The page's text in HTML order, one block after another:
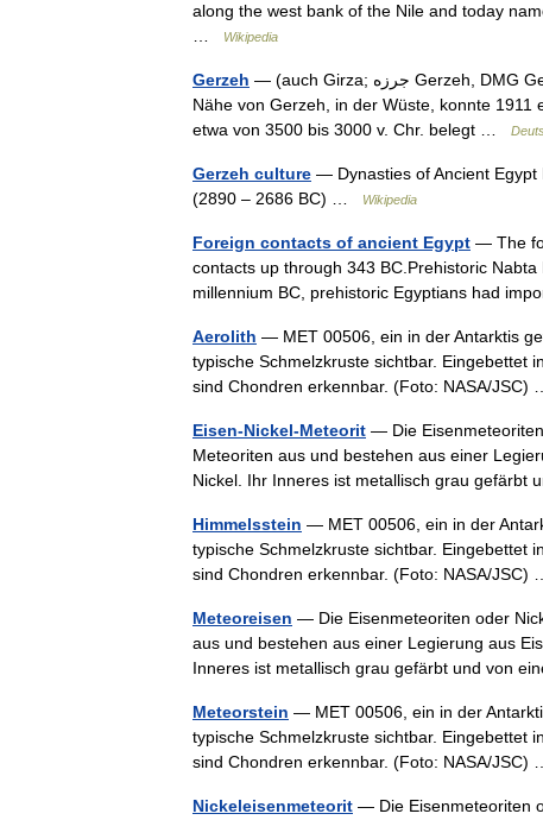
along the west bank of the Nile and today
Wikipedia
Gerzeh — (auch Girza; ‏جرزه‎ Gerzeh, DMG Gerzeh) ist ein Ort in Ägypten, ca. 80 südlich von Kairo. In der
Nähe von Gerzeh, in der Wüste, konnte
etwa von 3500 bis 3000 v. Chr. belegt …
Gerzeh culture — Dynasties of Ancient Egypt
(2890 – 2686 BC) …
Wikipedia
Foreign contacts of ancient Egypt — The
contacts up through 343 BC.Prehistoric
millennium BC, prehistoric Egyptians had
Aerolith — MET 00506, ein in der Antarktis
typische Schmelzkruste sichtbar. Eingebettet
sind Chondren erkennbar. (Foto: NASA/
Eisen-Nickel-Meteorit — Die
Meteoriten aus und bestehen aus einer
Nickel. Ihr Inneres ist metallisch grau
Himmelsstein — MET 00506, ein in der
typische Schmelzkruste sichtbar. Eingebettet
sind Chondren erkennbar. (Foto: NASA/
Meteoreisen — Die Eisenmeteoriten oder
aus und bestehen aus einer Legierung aus
Inneres ist metallisch grau gefärbt und von
Meteorstein — MET 00506, ein in der
typische Schmelzkruste sichtbar. Eingebettet
sind Chondren erkennbar. (Foto: NASA/
Nickeleisenmeteorit — Die Eisenmeteoriten